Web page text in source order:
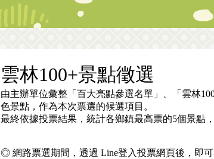
雲林100+景點徵選
由主辦單位彙整「百大亮點參選名單」、「雲林
色景點，作為本次票選的候選項目。
最終依據投票結果，統計各鄉鎮最高票的5個景點
◎ 網路票選期間，透過 Line登入投票網頁後，即